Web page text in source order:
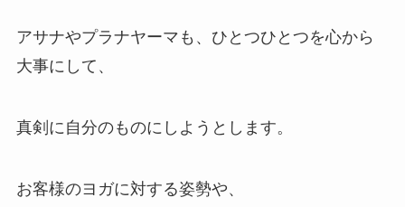
アサナやプラナヤーマも、ひとつひとつを心から
大事にして、
真剣に自分のものにしようとします。
お客様のヨガに対する姿勢や、